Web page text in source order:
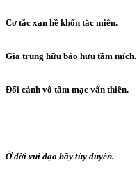
Cơ tắc xan hề khốn tắc miên.
Gia trung hữu bảo hưu tầm mích.
Đối cảnh vô tâm mạc vấn thiền.
Ở đời vui đạo hãy tùy duyên.